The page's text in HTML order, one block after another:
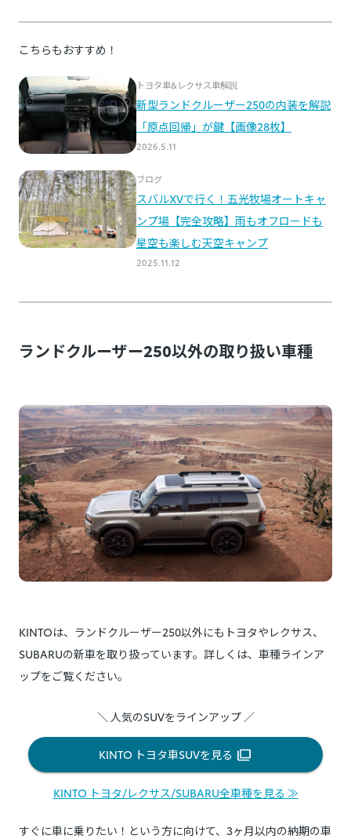
ランドクルーザー250以外の取り扱い車種
KINTOは、ランドクルーザー250以外にもトヨタやレクサス、
SUBARUの新車を取り扱っています。詳しくは、車種ラインア
ップをご覧ください。
＼ 人気のSUVをラインアップ ／
KINTO トヨタ車SUVを見る
KINTO トヨタ/レクサス/SUBARU全車種を見る ≫
すぐに車に乗りたい！という方に向けて、3ヶ月以内の納期の車